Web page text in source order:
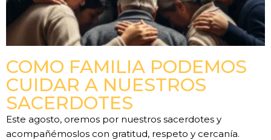
COMO FAMILIA PODEMOS
CUIDAR A NUESTROS
SACERDOTES
Este agosto, oremos por nuestros sacerdotes y
acompañémoslos con gratitud, respeto y cercanía.